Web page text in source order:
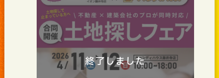
終了しました